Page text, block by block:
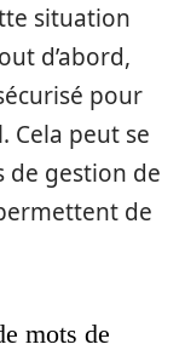
situation
d’abord,
pour
Cela peut se
de gestion de
de
mots de